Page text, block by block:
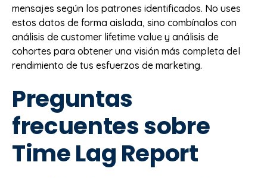
mensajes según los patrones identificados. No uses
estos datos de forma aislada, sino combínalos con
análisis de customer lifetime value y análisis de
cohortes para obtener una visión más completa del
rendimiento de tus esfuerzos de marketing.
Preguntas
frecuentes sobre
Time Lag Report